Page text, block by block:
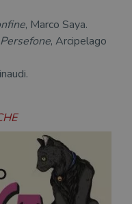
, Marco Saya.
, Arcipelago